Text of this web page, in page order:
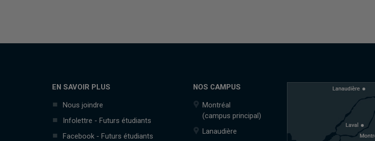
EN SAVOIR PLUS
Nous joindre
Infolettre - Futurs étudiants
Facebook - Futurs étudiants
NOS CAMPUS
Montréal
(campus principal)
Lanaudière